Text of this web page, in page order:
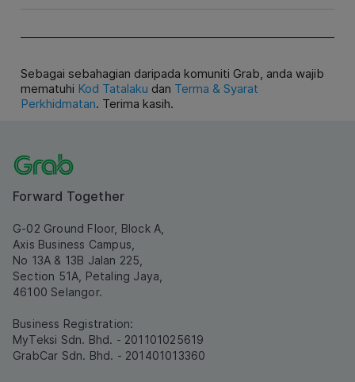
Sebagai sebahagian daripada komuniti Grab, anda wajib
mematuhi Kod Tatalaku dan Terma & Syarat
Perkhidmatan. Terima kasih.
Forward Together
G-02 Ground Floor, Block A,
Axis Business Campus,
No 13A & 13B Jalan 225,
Section 51A, Petaling Jaya,
46100 Selangor.
Business Registration:
MyTeksi Sdn. Bhd. - 201101025619
GrabCar Sdn. Bhd. - 201401013360